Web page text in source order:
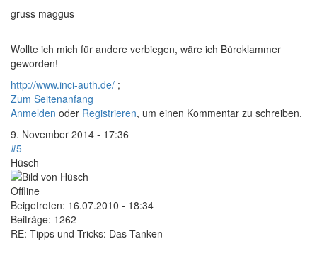
gruss maggus
Wollte ich mich für andere verbiegen, wäre ich Büroklammer
geworden!
http://www.inci-auth.de/ ;
Zum Seitenanfang
Anmelden oder Registrieren, um einen Kommentar zu schreiben.
9. November 2014 - 17:36
#5
Hüsch
Offline
Beigetreten: 16.07.2010 - 18:34
Beiträge: 1262
RE: Tipps und Tricks: Das Tanken